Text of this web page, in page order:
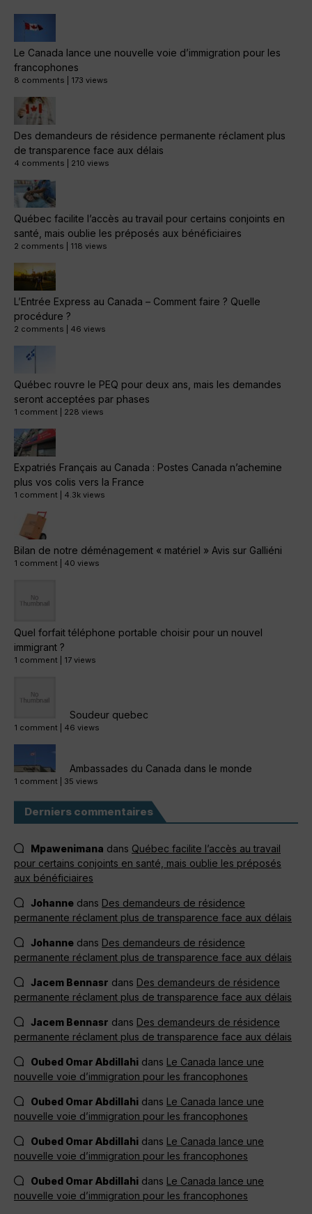
Le Canada lance une nouvelle voie d’immigration pour les
francophones
8 comments 173 views
Des demandeurs de résidence permanente réclament plus
de transparence face aux délais
4 comments 210 views
Québec facilite l’accès au travail pour certains conjoints en
santé, mais oublie les préposés aux bénéficiaires
2 comments 118 views
L’Entrée Express au Canada – Comment faire ? Quelle
procédure ?
2 comments 46 views
Québec rouvre le PEQ pour deux ans, mais les demandes
seront acceptées par phases
1 comment 228 views
Expatriés Français au Canada : Postes Canada n’achemine
plus vos colis vers la France
1 comment 4.3k views
Bilan de notre déménagement « matériel » Avis sur Galliéni
1 comment 40 views
Quel forfait téléphone portable choisir pour un nouvel
immigrant ?
1 comment 17 views
Soudeur quebec
1 comment 46 views
Ambassades du Canada dans le monde
1 comment 35 views
Derniers commentaires
Mpawenimana dans Québec facilite l’accès au travail
pour certains conjoints en santé, mais oublie les préposés
aux bénéficiaires
Johanne dans Des demandeurs de résidence
permanente réclament plus de transparence face aux délais
Johanne dans Des demandeurs de résidence
permanente réclament plus de transparence face aux délais
Jacem Bennasr dans Des demandeurs de résidence
permanente réclament plus de transparence face aux délais
Jacem Bennasr dans Des demandeurs de résidence
permanente réclament plus de transparence face aux délais
Oubed Omar Abdillahi dans Le Canada lance une
nouvelle voie d’immigration pour les francophones
Oubed Omar Abdillahi dans Le Canada lance une
nouvelle voie d’immigration pour les francophones
Oubed Omar Abdillahi dans Le Canada lance une
nouvelle voie d’immigration pour les francophones
Oubed Omar Abdillahi dans Le Canada lance une
nouvelle voie d’immigration pour les francophones